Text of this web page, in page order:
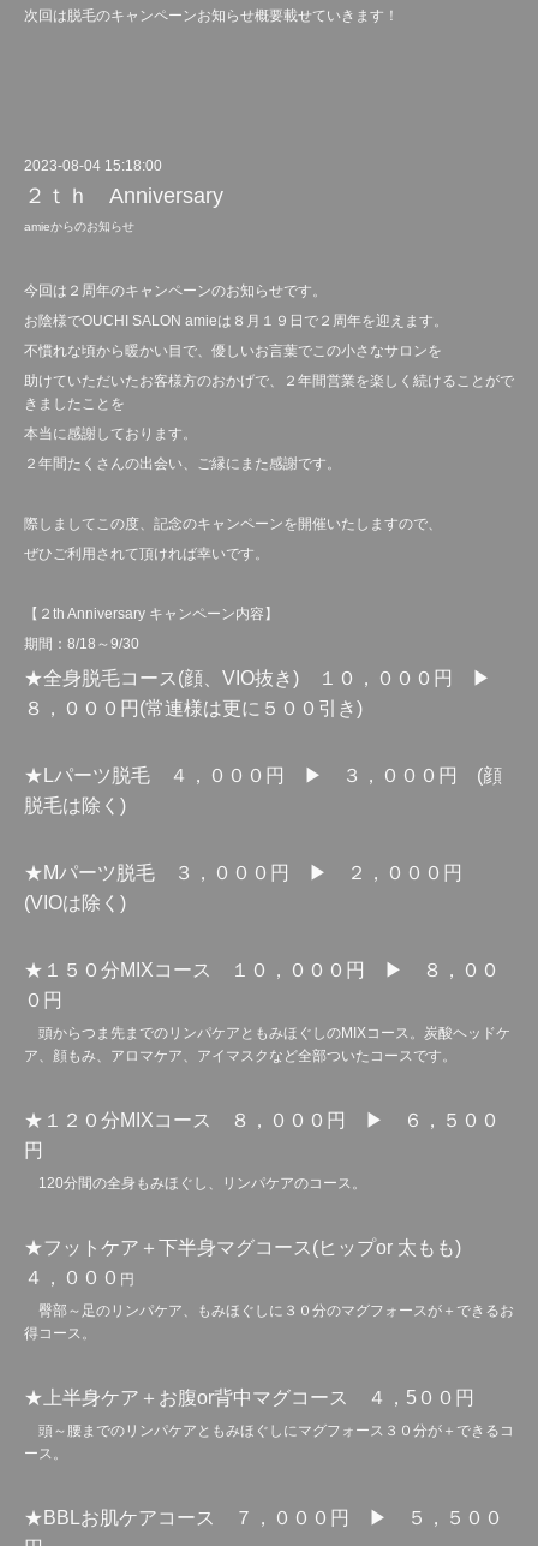
次回は脱毛のキャンペーンお知らせ概要載せていきます！
2023-08-04 15:18:00
２ｔｈ Anniversary
amieからのお知らせ
今回は２周年のキャンペーンのお知らせです。
お陰様でOUCHI SALON amieは８月１９日で２周年を迎えます。
不慣れな頃から暖かい目で、優しいお言葉でこの小さなサロンを
助けていただいたお客様方のおかげで、２年間営業を楽しく続けることがで
きましたことを
本当に感謝しております。
２年間たくさんの出会い、ご縁にまた感謝です。
際しましてこの度、記念のキャンペーンを開催いたしますので、
ぜひご利用されて頂ければ幸いです。
【２th Anniversary キャンペーン内容】
期間：8/18～9/30
★全身脱毛コース(顔、VIO抜き) １０，０００円 ▶
８，０００円(常連様は更に５００引き)
★Lパーツ脱毛 ４，０００円 ▶ ３，０００円 (顔
脱毛は除く)
★Mパーツ脱毛 ３，０００円 ▶ ２，０００円
(VIOは除く)
★１５０分MIXコース １０，０００円 ▶ ８，００
０円
頭からつま先までのリンパケアともみほぐしのMIXコース。炭酸ヘッドケ
ア、顔もみ、アロマケア、アイマスクなど全部ついたコースです。
★１２０分MIXコース ８，０００円 ▶ ６，５００
円
120分間の全身もみほぐし、リンパケアのコース。
★フットケア＋下半身マグコース(ヒップor 太もも)
４，０００ 円
臀部～足のリンパケア、もみほぐしに３０分のマグフォースが＋できるお
得コース。
★上半身ケア＋お腹or背中マグコース ４，5００円
頭～腰までのリンパケアともみほぐしにマグフォース３０分が＋できるコ
ース。
★BBLお肌ケアコース ７，０００円 ▶ ５，５００